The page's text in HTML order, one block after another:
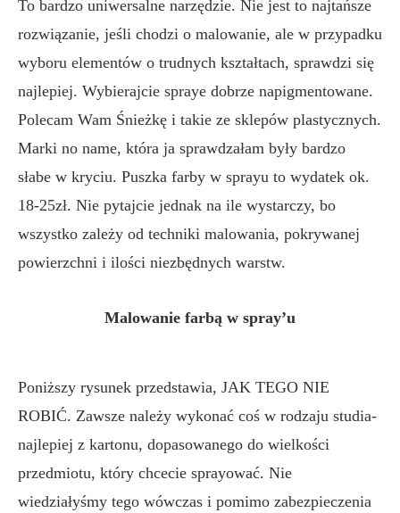
To bardzo uniwersalne narzędzie. Nie jest to najtańsze
rozwiązanie, jeśli chodzi o malowanie, ale w przypadku
wyboru elementów o trudnych kształtach, sprawdzi się
najlepiej. Wybierajcie spraye dobrze napigmentowane.
Polecam Wam Śnieżkę i takie ze sklepów plastycznych.
Marki no name, która ja sprawdzałam były bardzo
słabe w kryciu. Puszka farby w sprayu to wydatek ok.
18-25zł. Nie pytajcie jednak na ile wystarczy, bo
wszystko zależy od techniki malowania, pokrywanej
powierzchni i ilości niezbędnych warstw.
Malowanie farbą w spray’u
Poniższy rysunek przedstawia, JAK TEGO NIE
ROBIĆ. Zawsze należy wykonać coś w rodzaju studia-
najlepiej z kartonu, dopasowanego do wielkości
przedmiotu, który chcecie sprayować. Nie
wiedziałyśmy tego wówczas i pomimo zabezpieczenia